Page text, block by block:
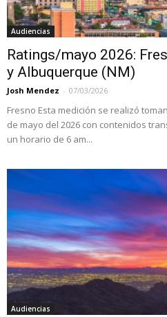
Audiencias
Ratings/mayo 2026:
y Albuquerque (NM)
Josh Mendez - 07/03/2026
Fresno Esta medición se realizó
de mayo del 2026 con contenidos
un horario de 6 am...
Audiencias